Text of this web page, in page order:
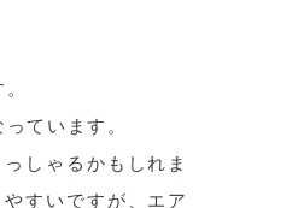
ています。
しゃるかもしれま
すいですが、エア